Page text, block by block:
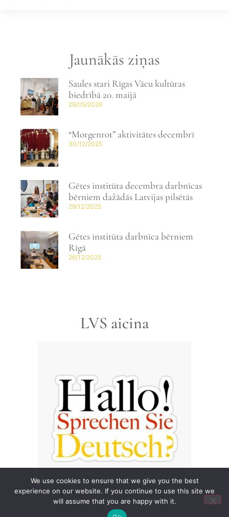
Jaunākās ziņas
Saules stari Rīgas Vācu kultūras
biedrībā 20. maijā
29/05/2026
“Morgenrot” aktivitātes decembrī
30/12/2025
Gētes institūta decembra darbnīcas
bērniem dažādās Latvijas pilsētās
29/12/2025
Gētes institūta darbnīca bērniem
Rīgā
26/12/2025
LVS aicina
We use cookies to ensure that we give you the best
experience on our website. If you continue to use this site we
will assume that you are happy with it.